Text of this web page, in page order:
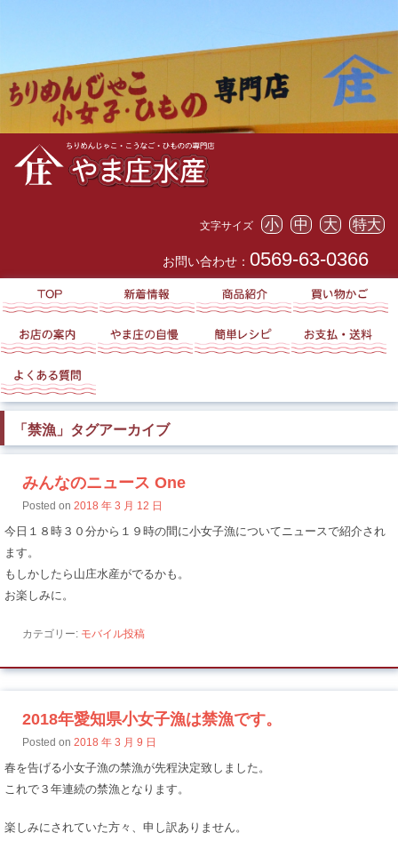
文字サイズ 小 中 大 特大
お問い合わせ： 0569-63-0366
「 禁漁 」タグアーカイブ
みんなのニュース One
Posted on 2018 年 3 月 12 日
今日１８時３０分から１９時の間に小女子漁についてニュースで紹介され
ます。
もしかしたら山庄水産がでるかも。
お楽しみに。
カテゴリー: モバイル投稿
2018年愛知県小女子漁は禁漁です。
Posted on 2018 年 3 月 9 日
春を告げる小女子漁の禁漁が先程決定致しました。
これで３年連続の禁漁となります。
楽しみにされていた方々、申し訳ありません。